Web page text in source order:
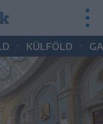
KÜLFÖLD